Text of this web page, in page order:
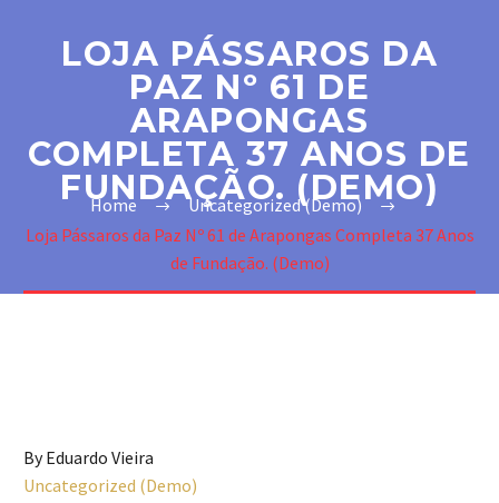
LOJA PÁSSAROS DA
PAZ Nº 61 DE
ARAPONGAS
COMPLETA 37 ANOS DE
FUNDAÇÃO. (DEMO)
Home
Uncategorized (Demo)
Loja Pássaros da Paz Nº 61 de Arapongas Completa 37 Anos
de Fundação. (Demo)
By Eduardo Vieira
Uncategorized (Demo)